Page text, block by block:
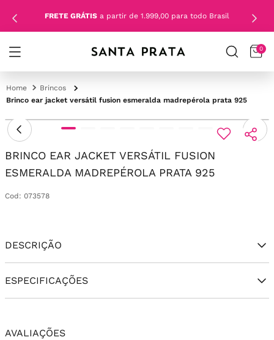
FRETE GRÁTIS a partir de 1.999,00 para todo Brasil
0
Brincos
Brinco ear jacket versátil fusion esmeralda madrepérola prata 925
BRINCO EAR JACKET VERSÁTIL FUSION
ESMERALDA MADREPÉROLA PRATA 925
Cod : 073578
DESCRIÇÃO
ESPECIFICAÇÕES
AVALIAÇÕES